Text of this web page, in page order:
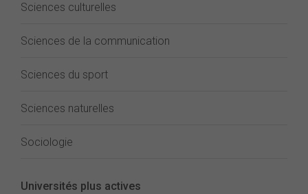
Sciences culturelles
Sciences de la communication
Sciences du sport
Sciences naturelles
Sociologie
Universités plus actives